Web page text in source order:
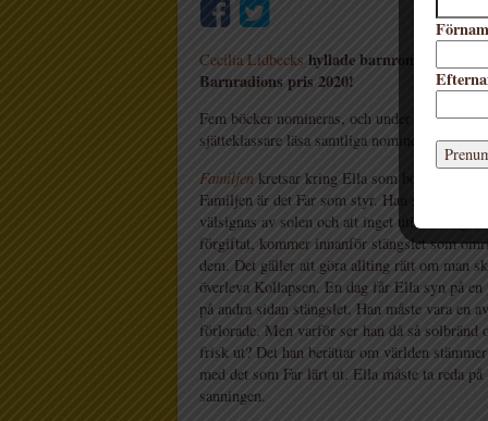
Cecilia Lidbecks hyllade barnroman
Barnradions pris 2020!
Fem böcker nomineras, och under hösten
sjätteklassare läsa samtliga nominerade titlar.
Familjen kretsar kring Ella som bor på
Familjen är det Far som styr. Han ser till att
välsignas av solen och att inget utifrån, inget
förgiftat, kommer innanför stängslet som
dem. Det gäller att göra allting rätt om man
överleva Kollapsen. En dag får Ella syn på en
på andra sidan stängslet. Han måste vara en
förlorade. Men varför ser han då så solbränd
frisk ut? Det han berättar om världen
med det som Far lärt ut. Ella måste ta reda på
sanningen.